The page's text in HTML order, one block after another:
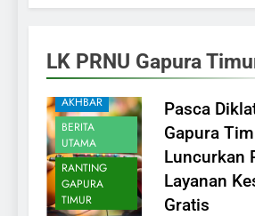
LK PRNU Gapura
AKHBAR
BERITA
UTAMA
RANTING
GAPURA
TIMUR
Pasca
Gapura
Luncurkan
Layanan
Gratis